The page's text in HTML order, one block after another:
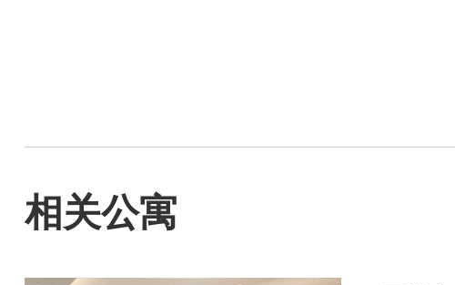
相关公寓